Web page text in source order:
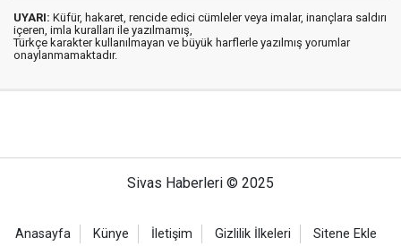
UYARI: Küfür, hakaret, rencide edici cümleler veya imalar, inançlara saldırı
içeren, imla kuralları ile yazılmamış,
Türkçe karakter kullanılmayan ve büyük harflerle yazılmış yorumlar
onaylanmamaktadır.
Sivas Haberleri © 2025
Anasayfa Künye İletişim Gizlilik İlkeleri Sitene Ekle